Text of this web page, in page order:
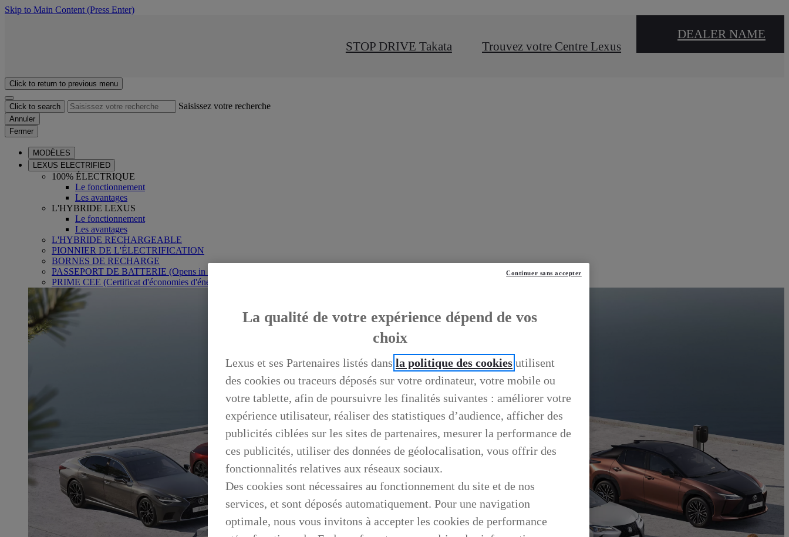
Skip to Main Content (Press Enter)
STOP DRIVE Takata Trouvez votre Centre Lexus
DEALER NAME
Click to return to previous menu
Click to search Saisissez votre recherche
Annuler
Fermer
MODÈLES
LEXUS ELECTRIFIED
100% ÉLECTRIQUE
Le fonctionnement
Les avantages
L'HYBRIDE LEXUS
Le fonctionnement
Les avantages
L'HYBRIDE RECHARGEABLE
PIONNIER DE L'ÉLECTRIFICATION
BORNES DE RECHARGE
PASSEPORT DE BATTERIE (Opens in new window)
PRIME CEE (Certificat d'économies d'énergie)
La qualité de votre expérience dépend de vos
choix
Lexus et ses Partenaires listés dans la politique des cookies utilisent
des cookies ou traceurs déposés sur votre ordinateur, votre mobile ou
votre tablette, afin de poursuivre les finalités suivantes : améliorer votre
expérience utilisateur, réaliser des statistiques d’audience, afficher des
publicités ciblées sur les sites de partenaires, mesurer la performance de
ces publicités, utiliser des données de géolocalisation, vous offrir des
fonctionnalités relatives aux réseaux sociaux.
Des cookies sont nécessaires au fonctionnement du site et de nos
services, et sont déposés automatiquement. Pour une navigation
optimale, nous vous invitons à accepter les cookies de performance
Continuer sans accepter